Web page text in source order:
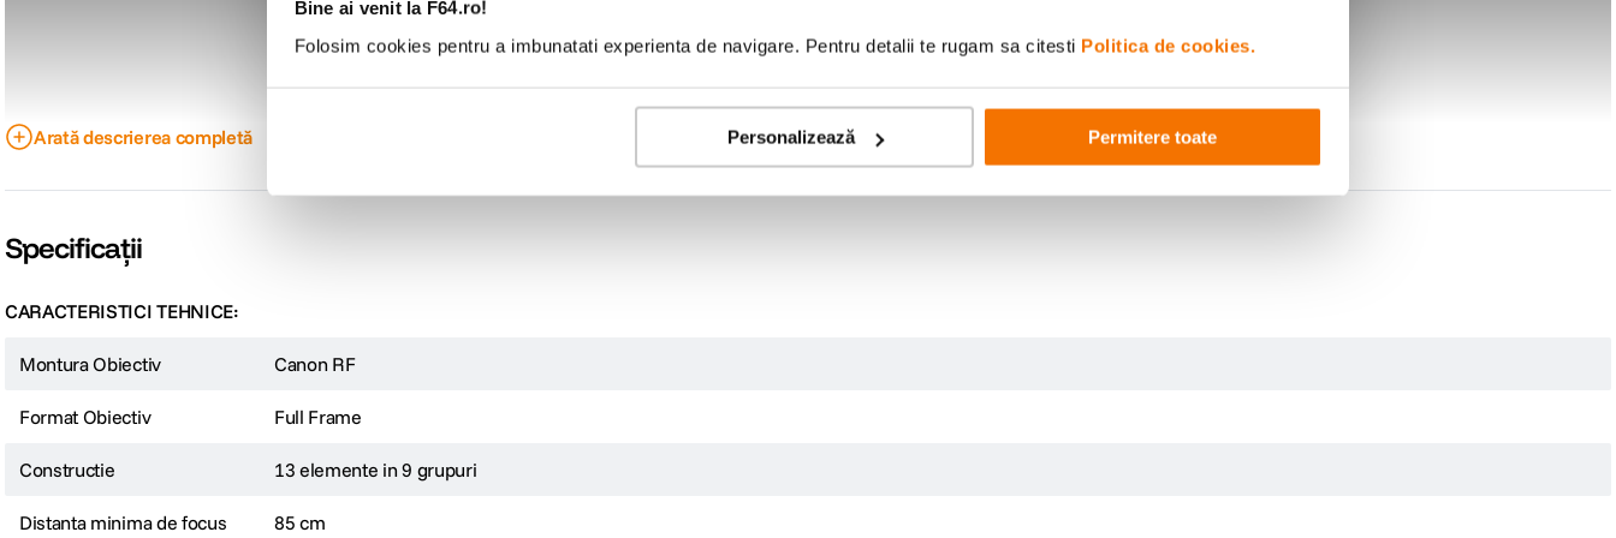
Bine ai venit la F64.ro!
Folosim cookies pentru a imbunatati experienta de navigare. Pentru detalii te rugam sa citesti Politica de cookies.
Personalizează Permitere toate
Arată descrierea completă
Specificații
CARACTERISTICI TEHNICE:
Montura Obiectiv Canon RF
Format Obiectiv Full Frame
Constructie 13 elemente in 9 grupuri
Distanta minima de focus 85 cm